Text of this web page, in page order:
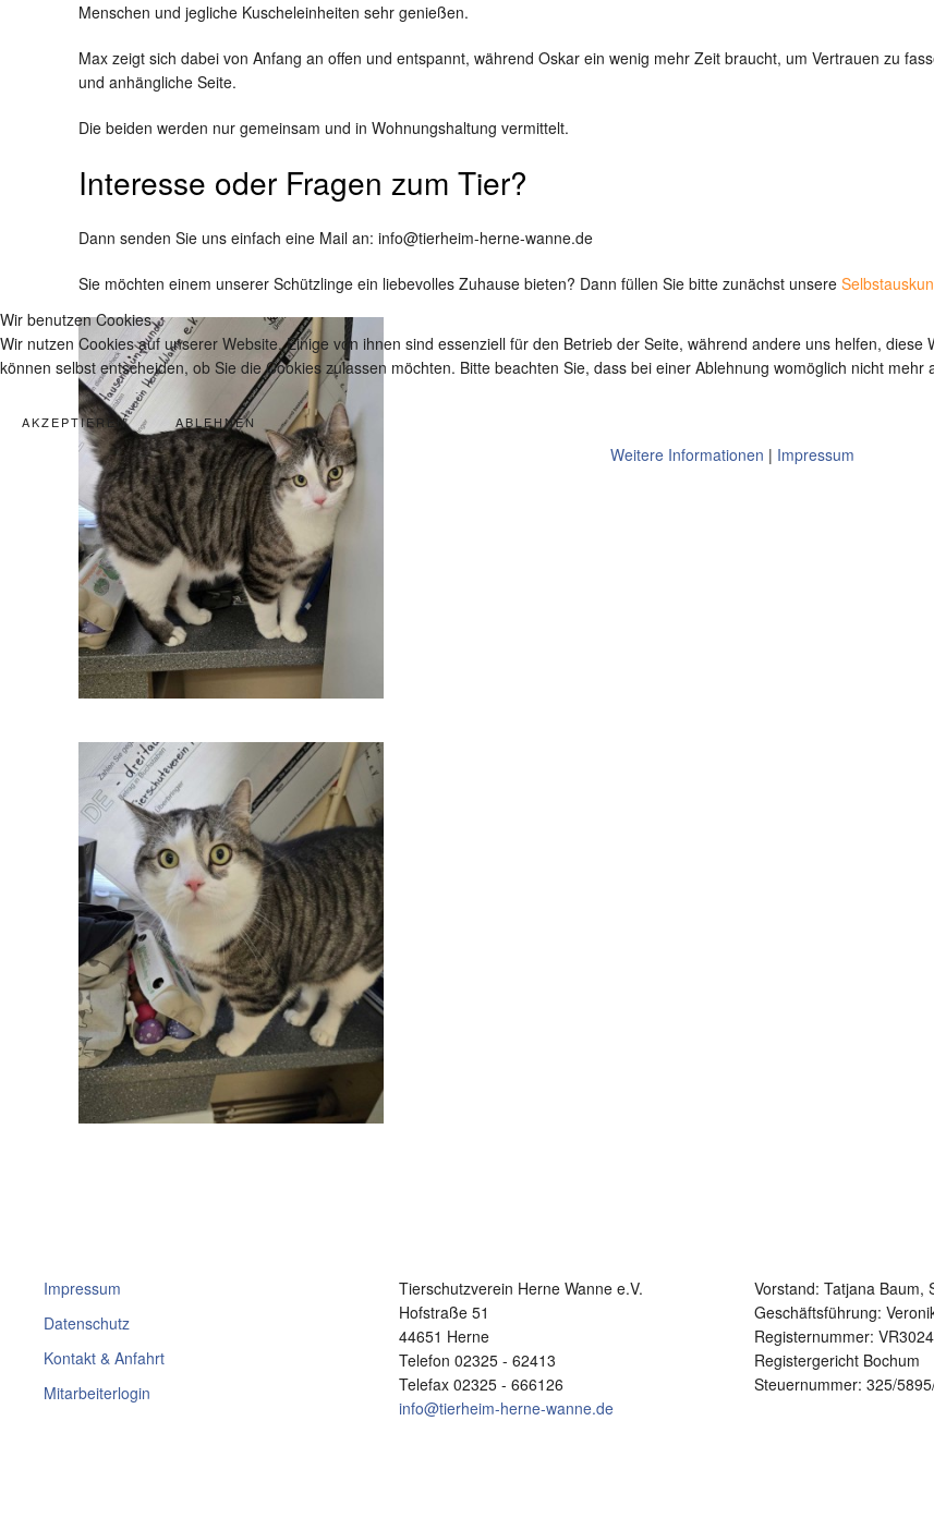
Menschen und jegliche Kuscheleinheiten sehr genießen.
Max zeigt sich dabei von Anfang an offen und entspannt, während Oskar ein wenig mehr Zeit braucht, um Vertrauen zu
und anhängliche Seite.
Die beiden werden nur gemeinsam und in Wohnungshaltung vermittelt.
Interesse oder Fragen zum Tier?
Dann senden Sie uns einfach eine Mail an: info@tierheim-herne-wanne.de
Sie möchten einem unserer Schützlinge ein liebevolles Zuhause bieten? Dann füllen Sie bitte zunächst unsere
Impressum
Datenschutz
Kontakt & Anfahrt
Mitarbeiterlogin
Tierschutzverein Herne Wanne e.V.
Hofstraße 51
44651 Herne
Telefon 02325 - 62413
Telefax 02325 - 666126
info@tierheim-herne-wanne.de
Vorstand: Tatjana Baum,
Geschäftsführung:
Registernummer:
Registergericht Bochum
Steuernummer: 325/
Wir benutzen Cookies
Wir nutzen Cookies auf unserer Website. Einige von ihnen sind essenziell für den Betrieb der Seite, während andere uns helfen,
können selbst entscheiden, ob Sie die Cookies zulassen möchten. Bitte beachten Sie, dass bei einer Ablehnung womöglich nicht
AKZEPTIEREN ABLEHNEN
Weitere Informationen | Impressum